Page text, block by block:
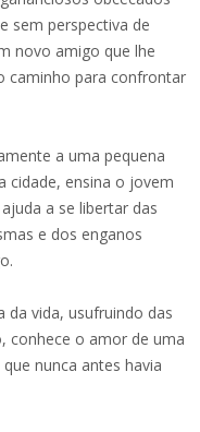
sem perspectiva de
novo amigo que lhe
caminho para confrontar
a uma pequena
cidade, ensina o jovem
a se libertar das
e dos enganos
da vida, usufruindo das
conhece o amor de uma
nunca antes havia